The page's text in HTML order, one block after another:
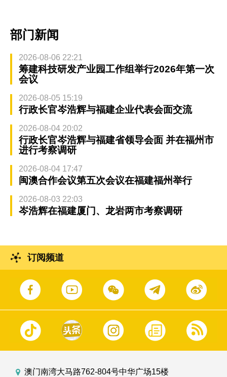
部门新闻
2026-08-06 22:21
筹建科技研发产业园工作组举行2026年第一次
会议
2026-08-05 15:19
行政长官岑浩辉与福建企业代表会面交流
2026-08-04 20:02
行政长官岑浩辉与福建省领导会面 并在福州市
进行考察调研
2026-08-04 17:47
闽澳合作会议第五次会议在福建福州举行
2026-08-03 22:03
岑浩辉在福建厦门、龙岩两市考察调研
订阅频道
澳门南湾大马路762-804号中华广场15楼